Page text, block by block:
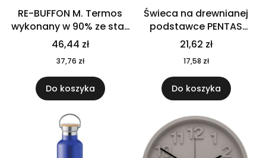
RE-BUFFON M. Termos
wykonany w 90% ze stali
nierdzewnej
pochodzącej z
recyklingu 520 ml 94294
46,44 zł
37,76 zł
Do koszyka
Świeca na drewnianej
podstawce PENTAS
MO6282-40
21,62 zł
17,58 zł
Do koszyka